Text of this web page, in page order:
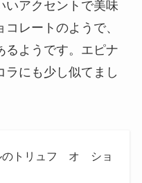
いアクセントで美味
レートのようで、
るようです。エピナ
ラにも少し似てまし
のトリュフ オ ショ